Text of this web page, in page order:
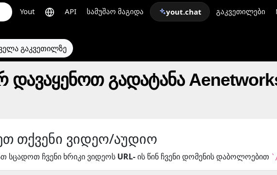
Yout API სამუშაო მაგიდა yout.chat გაკვეთილები
გაკვეთილზე
გადატანა
თქვენი ვიდეო/აუდიო
სცადოთ ჩვენი ხრიკი ვიდეოს URL-ის წინ ჩვენი დომენის დაბოლოებით